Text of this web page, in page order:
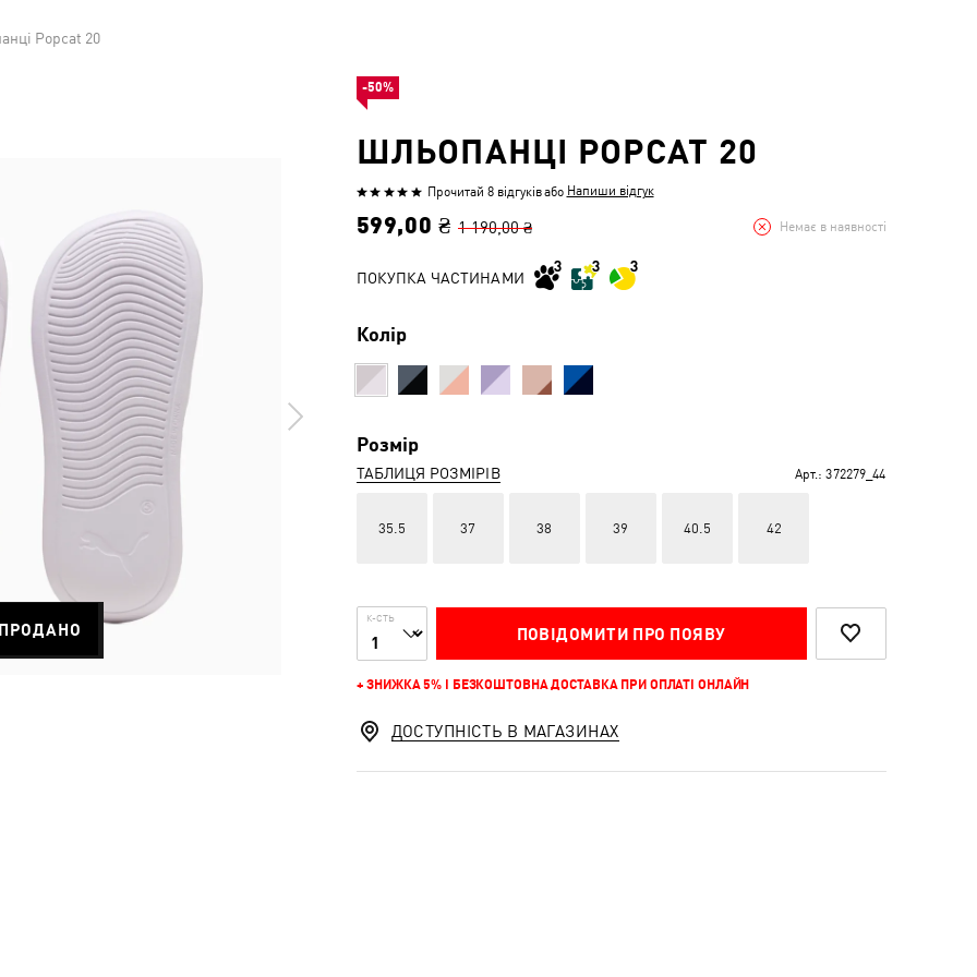
Popcat 20
ШЛЬОПАНЦІ POPCAT 20
Оцінено
з
Прочитай 8 відгуківабо Напиши відгук
599,00 ₴ 1 190,00 ₴ Немає в наявності
ПОКУПКА ЧАСТИНАМИ
Колір
Розмір
ТАБЛИЦЯ РОЗМІРІВ Арт.: 372279_44
35.5 37 38 39 40.5 42
К-СТЬ
ПОВІДОМИТИ ПРО ПОЯВУ
+ ЗНИЖКА 5% І БЕЗКОШТОВНА ДОСТАВКА ПРИ ОПЛАТІ ОНЛАЙН
-50%
ДОСТУПНІСТЬ В МАГАЗИНАХ